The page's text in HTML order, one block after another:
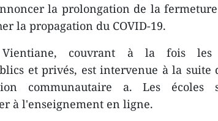
la prolongation de la
la propagation du COVID-19.
couvrant à la fois les
et privés, est intervenue à la suite
communautaire a. Les écoles
à l'enseignement en ligne.